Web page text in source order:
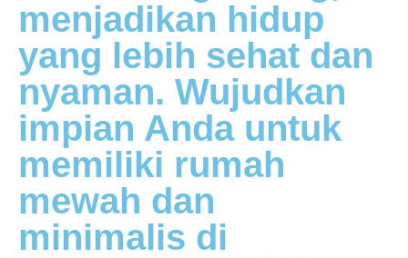
menjadikan hidup
yang lebih sehat dan
nyaman. Wujudkan
impian Anda untuk
memiliki rumah
mewah dan
minimalis di